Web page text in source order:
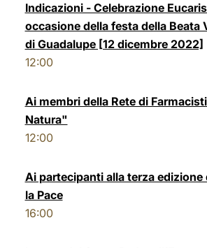
Indicazioni - Celebrazione
occasione della festa della Beata
di Guadalupe [12 dicembre 2022]
12:00
Ai membri della Rete di
Natura"
12:00
Ai partecipanti alla terza edizione
la Pace
16:00